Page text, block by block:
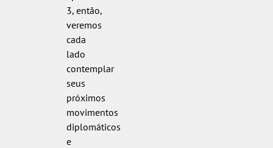
3, então,
veremos
cada
lado
contemplar
seus
próximos
movimentos
diplomáticos
e